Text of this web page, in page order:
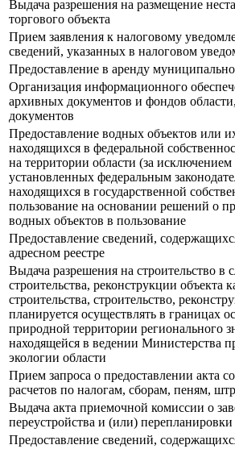
Выдача разрешения на размещение
торгового объекта
Прием заявления к налоговому
сведений, указанных в налоговом
Предоставление в аренду
Организация информационного
архивных документов и фондов
документов
Предоставление водных объектов или
находящихся в федеральной
на территории области (за исключением
установленных федеральным
находящихся в государственной
пользование на основании решений о
водных объектов в пользование
Предоставление сведений,
адресном реестре
Выдача разрешения на строительство в
строительства, реконструкции объекта
строительства, строительство,
планируется осуществлять в границах
природной территории регионального
находящейся в ведении Министерства
экологии области
Прием запроса о предоставлении акта
расчетов по налогам, сборам, пеням,
Выдача акта приемочной комиссии о
переустройства и (или)
Предоставление сведений,